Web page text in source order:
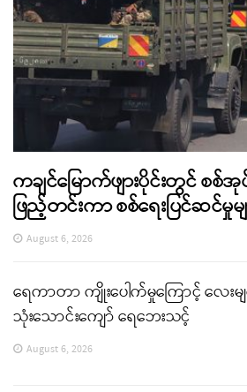
ကချင်မြောက်ဖျားပိုင်းတွင် စ
ဖြည့်တင်းကာ စစ်ရေးပြင်ဆင်မှု
August 6, 2026
ရေကာတာ ကျိုးပေါက်မှုကြောင့် လေး
သုံးသောင်းကျော် ရေဘေးသင့်
August 6, 2026